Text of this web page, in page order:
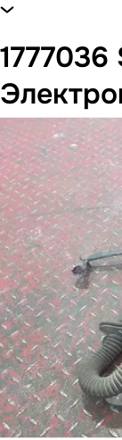
1777036